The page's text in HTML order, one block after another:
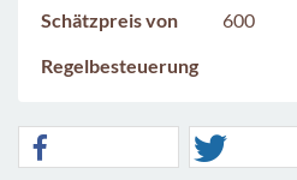
Schätzpreis von
600
Regelbesteuerung